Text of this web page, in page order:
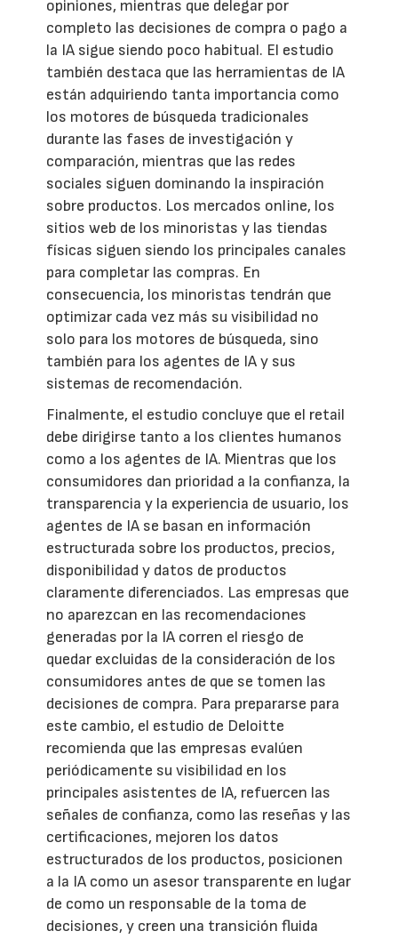
opiniones, mientras que delegar por
completo las decisiones de compra o pago a
la IA sigue siendo poco habitual. El estudio
también destaca que las herramientas de IA
están adquiriendo tanta importancia como
los motores de búsqueda tradicionales
durante las fases de investigación y
comparación, mientras que las redes
sociales siguen dominando la inspiración
sobre productos. Los mercados online, los
sitios web de los minoristas y las tiendas
físicas siguen siendo los principales canales
para completar las compras. En
consecuencia, los minoristas tendrán que
optimizar cada vez más su visibilidad no
solo para los motores de búsqueda, sino
también para los agentes de IA y sus
sistemas de recomendación.
Finalmente, el estudio concluye que el retail
debe dirigirse tanto a los clientes humanos
como a los agentes de IA. Mientras que los
consumidores dan prioridad a la confianza, la
transparencia y la experiencia de usuario, los
agentes de IA se basan en información
estructurada sobre los productos, precios,
disponibilidad y datos de productos
claramente diferenciados. Las empresas que
no aparezcan en las recomendaciones
generadas por la IA corren el riesgo de
quedar excluidas de la consideración de los
consumidores antes de que se tomen las
decisiones de compra. Para prepararse para
este cambio, el estudio de Deloitte
recomienda que las empresas evalúen
periódicamente su visibilidad en los
principales asistentes de IA, refuercen las
señales de confianza, como las reseñas y las
certificaciones, mejoren los datos
estructurados de los productos, posicionen
a la IA como un asesor transparente en lugar
de como un responsable de la toma de
decisiones, y creen una transición fluida